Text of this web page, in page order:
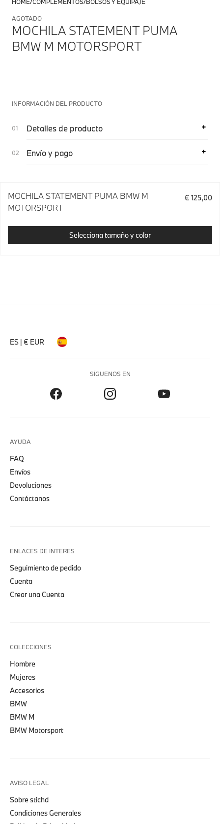
AGOTADO
MOCHILA STATEMENT PUMA
BMW M MOTORSPORT
INFORMACIÓN DEL PRODUCTO
Detalles de producto
Envío y pago
MOCHILA STATEMENT PUMA BMW M
MOTORSPORT
€ 125,00
Selecciona tamaño y color
ES | € EUR
SÍGUENOS EN
AYUDA
FAQ
Envíos
Devoluciones
Contáctanos
ENLACES DE INTERÉS
Seguimiento de pedido
Cuenta
Crear una Cuenta
COLECCIONES
Hombre
Mujeres
Accesorios
BMW
BMW M
BMW Motorsport
AVISO LEGAL
Sobre stichd
Condiciones Generales